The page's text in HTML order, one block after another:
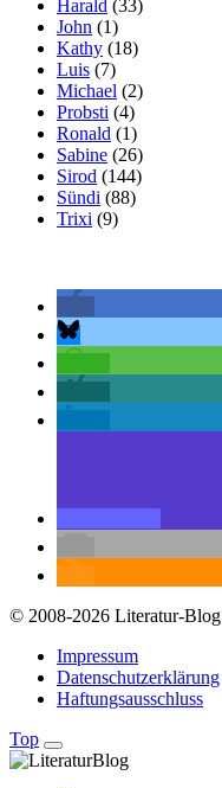
Harald (33)
John (1)
Kathy (18)
Luis (7)
Michael (2)
Probsti (4)
Ronald (1)
Sabine (26)
Sirod (144)
Sündi (88)
Trixi (9)
© 2008-2026 Literatur-Blog
Impressum
Datenschutzerklärung
Haftungsausschluss
Top